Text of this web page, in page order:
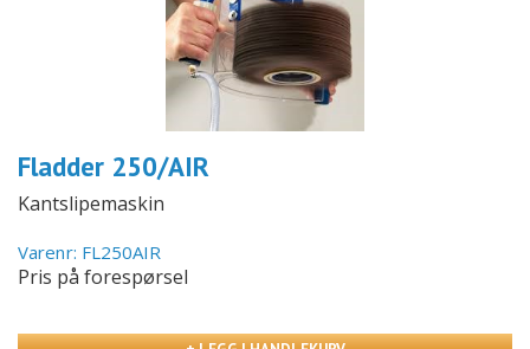
Fladder 250/AIR
Kantslipemaskin
Varenr: FL250AIR
Pris på forespørsel